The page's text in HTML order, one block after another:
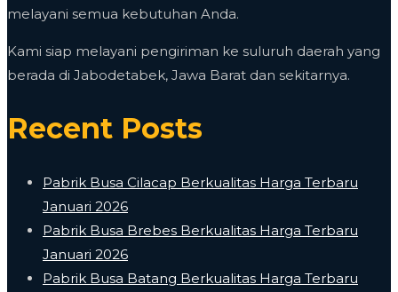
melayani semua kebutuhan Anda.
Kami siap melayani pengiriman ke suluruh daerah yang
berada di Jabodetabek, Jawa Barat dan sekitarnya.
Recent Posts
Pabrik Busa Cilacap Berkualitas Harga Terbaru
Januari 2026
Pabrik Busa Brebes Berkualitas Harga Terbaru
Januari 2026
Pabrik Busa Batang Berkualitas Harga Terbaru